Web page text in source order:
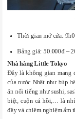
Thời gian mở cửa:
Bảng giá: 50.000đ –
Nhà hàng Little Tokyo
Đây là không gian mang
của nước Nhật như búp
ăn nổi tiếng như sushi,
biệt, cuộn cá hồi,… là
đây và chiêm nghiệm ẩm